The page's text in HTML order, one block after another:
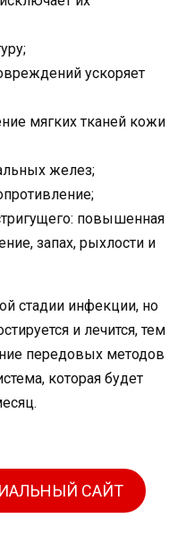
ускоряет
мягких тканей кожи
желез;
повышенная
запах, рыхлости и
стадии инфекции, но
и лечится, тем
передовых методов
которая будет
САЙТ